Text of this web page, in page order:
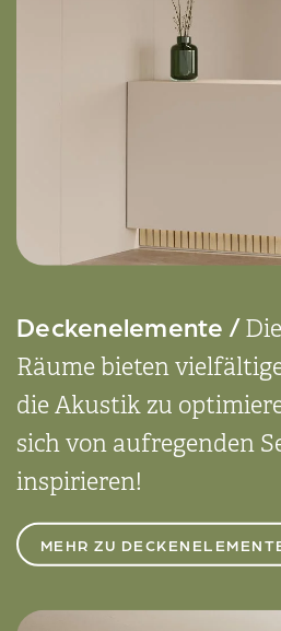
Decken­elemente /
Räume bieten
die Akustik zu
sich von aufregenden
inspirieren!
MEHR ZU